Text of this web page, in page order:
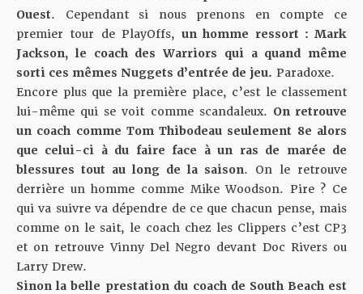
Ouest. Cependant si nous prenons en compte ce
premier tour de PlayOffs, un homme ressort : Mark
Jackson, le coach des Warriors qui a quand même
sorti ces mêmes Nuggets d’entrée de jeu. Paradoxe.
Encore plus que la première place, c’est le classement
lui-même qui se voit comme scandaleux. On retrouve
un coach comme Tom Thibodeau seulement 8e alors
que celui-ci à du faire face à un ras de marée de
blessures tout au long de la saison. On le retrouve
derrière un homme comme Mike Woodson. Pire ? Ce
qui va suivre va dépendre de ce que chacun pense, mais
comme on le sait, le coach chez les Clippers c’est CP3
et on retrouve Vinny Del Negro devant Doc Rivers ou
Larry Drew.
Sinon la belle prestation du coach de South Beach est